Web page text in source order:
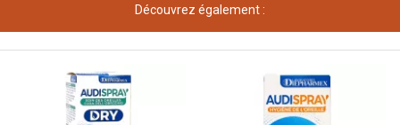
Découvrez également :